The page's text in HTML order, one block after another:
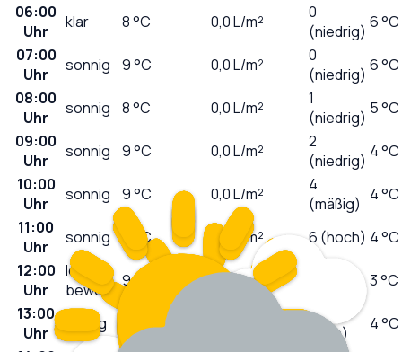
06:00
Uhr
klar 8°C 0,0L/m²
0
(niedrig) 6 °C
07:00
Uhr
sonnig 9°C 0,0L/m²
0
(niedrig) 6 °C
08:00
Uhr
sonnig 8°C 0,0L/m²
1
(niedrig) 5 °C
09:00
Uhr
sonnig 9°C 0,0L/m²
2
(niedrig) 4 °C
10:00
Uhr
sonnig 9°C 0,0L/m²
4
(mäßig) 4 °C
11:00
Uhr
sonnig °C 0,0 L/m² 6 (hoch) 4 °C
12:00
Uhr
leicht
bewölkt 9°C 0,0 L/m² 7 (hoch) 3 °C
13:00
Uhr
wolkig °C
8 (sehr
hoch)
4 °C